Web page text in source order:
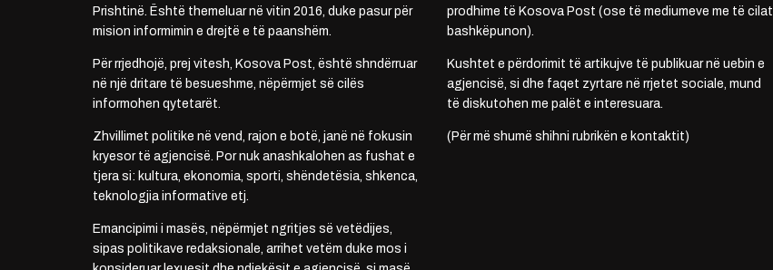
Prishtinë. Është themeluar në vitin 2016, duke pasur për
mision informimin e drejtë e të paanshëm.
Për rrjedhojë, prej vitesh, Kosova Post, është shndërruar
në një dritare të besueshme, nëpërmjet së cilës
informohen qytetarët.
Zhvillimet politike në vend, rajon e botë, janë në fokusin
kryesor të agjencisë. Por nuk anashkalohen as fushat e
tjera si: kultura, ekonomia, sporti, shëndetësia, shkenca,
teknologjia informative etj.
Emancipimi i masës, nëpërmjet ngritjes së vetëdijes,
sipas politikave redaksionale, arrihet vetëm duke mos i
prodhime të Kosova Post (ose të mediumeve me të cilat
bashkëpunon).
Kushtet e përdorimit të artikujve të publikuar në uebin e
agjencisë, si dhe faqet zyrtare në rrjetet sociale, mund
të diskutohen me palët e interesuara.
(Për më shumë shihni rubrikën e kontaktit)